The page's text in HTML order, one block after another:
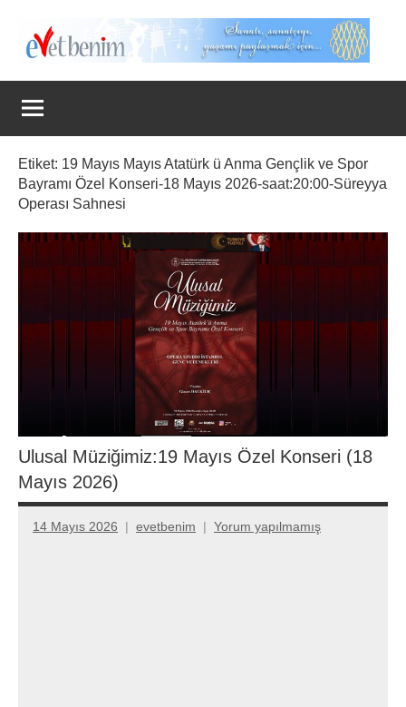
Evet
Benim
Etiket: 19 Mayıs Mayıs Atatürk ü Anma Gençlik ve Spor
Bayramı Özel Konseri-18 Mayıs 2026-saat:20:00-Süreyya
Operası Sahnesi
Ulusal Müziğimiz:19 Mayıs Özel Konseri (18
Mayıs 2026)
14 Mayıs 2026 evetbenim Yorum yapılmamış